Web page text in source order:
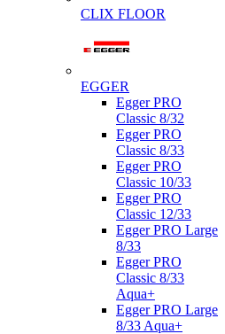
CLIX FLOOR
EGGER
Egger PRO
Classic 8/32
Egger PRO
Classic 8/33
Egger PRO
Classic 10/33
Egger PRO
Classic 12/33
Egger PRO Large
8/33
Egger PRO
Classic 8/33
Aqua+
Egger PRO Large
8/33 Aqua+